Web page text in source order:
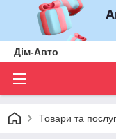
Дім-Авто
Товари та